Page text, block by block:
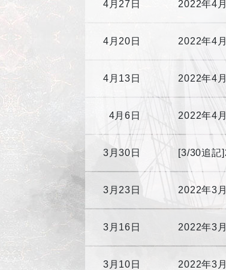
4月27日 2022年4
4月20日 2022年4
4月13日 2022年4
4月6日 2022年4
3月30日 [3/30追記
3月23日 2022年3
3月16日 2022年3
3月10日 2022年3